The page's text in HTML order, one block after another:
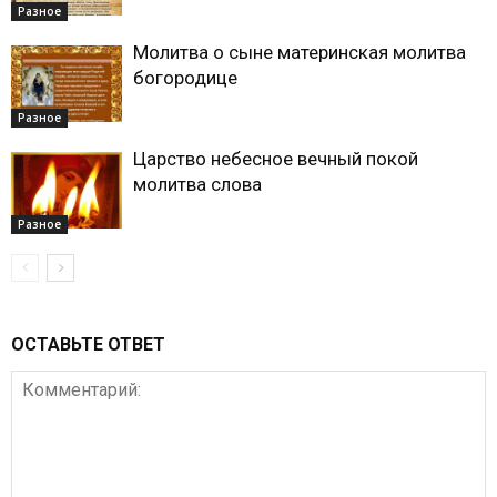
Разное
Разное
Молитва о сыне материнская молитва
богородице
Разное
Царство небесное вечный покой
молитва слова
ОСТАВЬТЕ ОТВЕТ